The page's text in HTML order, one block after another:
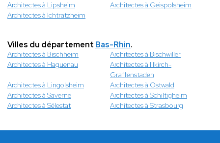
Architectes à Lipsheim
Architectes à Geispolsheim
Architectes à Ichtratzheim
Villes du département Bas-Rhin.
Architectes à Bischheim
Architectes à Bischwiller
Architectes à Haguenau
Architectes à Illkirch-
Graffenstaden
Architectes à Lingolsheim
Architectes à Ostwald
Architectes à Saverne
Architectes à Schiltigheim
Architectes à Sélestat
Architectes à Strasbourg